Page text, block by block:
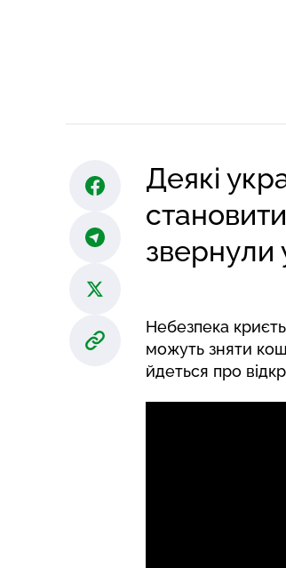
Деякі
звернули
Небезпека
можуть зняти
йдеться про